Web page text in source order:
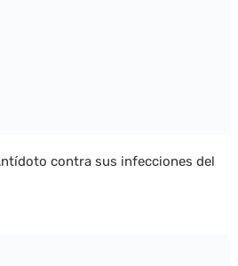
contra sus infecciones del